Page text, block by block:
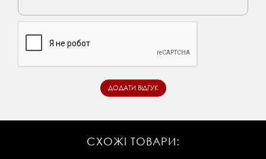
СХОЖІ ТОВАРИ: